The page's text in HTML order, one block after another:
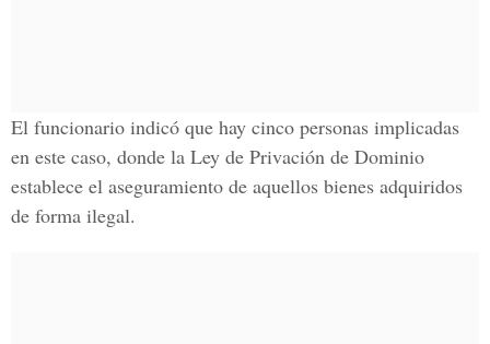
El funcionario indicó que hay cinco personas implicadas
en este caso, donde la Ley de Privación de Dominio
establece el aseguramiento de aquellos bienes adquiridos
de forma ilegal.